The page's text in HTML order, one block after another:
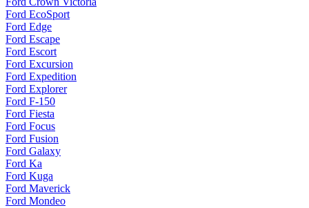
Ford EcoSport
Ford Edge
Ford Escape
Ford Escort
Ford Excursion
Ford Expedition
Ford Explorer
Ford F-150
Ford Fiesta
Ford Focus
Ford Fusion
Ford Galaxy
Ford Ka
Ford Kuga
Ford Maverick
Ford Mondeo